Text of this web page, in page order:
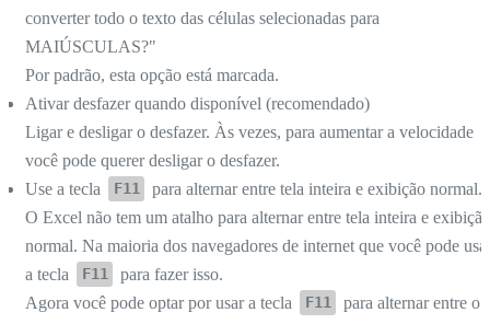
converter todo o texto das células selecionadas para
MAIÚSCULAS?"
Por padrão, esta opção está marcada.
Ativar desfazer quando disponível (recomendado)
Ligar e desligar o desfazer. Às vezes, para aumentar a velocidade
você pode querer desligar o desfazer.
Use a tecla
F11
para alternar entre tela inteira e exibição normal.
O Excel não tem um atalho para alternar entre tela inteira e exibição
normal. Na maioria dos navegadores de internet que você pode
a tecla
F11
para fazer isso.
Agora você pode optar por usar a tecla
F11
para alternar entre o